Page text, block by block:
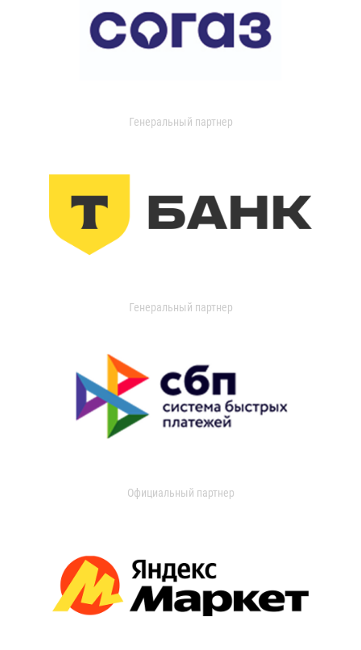
Генеральный партнер
Генеральный партнер
Официальный партнер